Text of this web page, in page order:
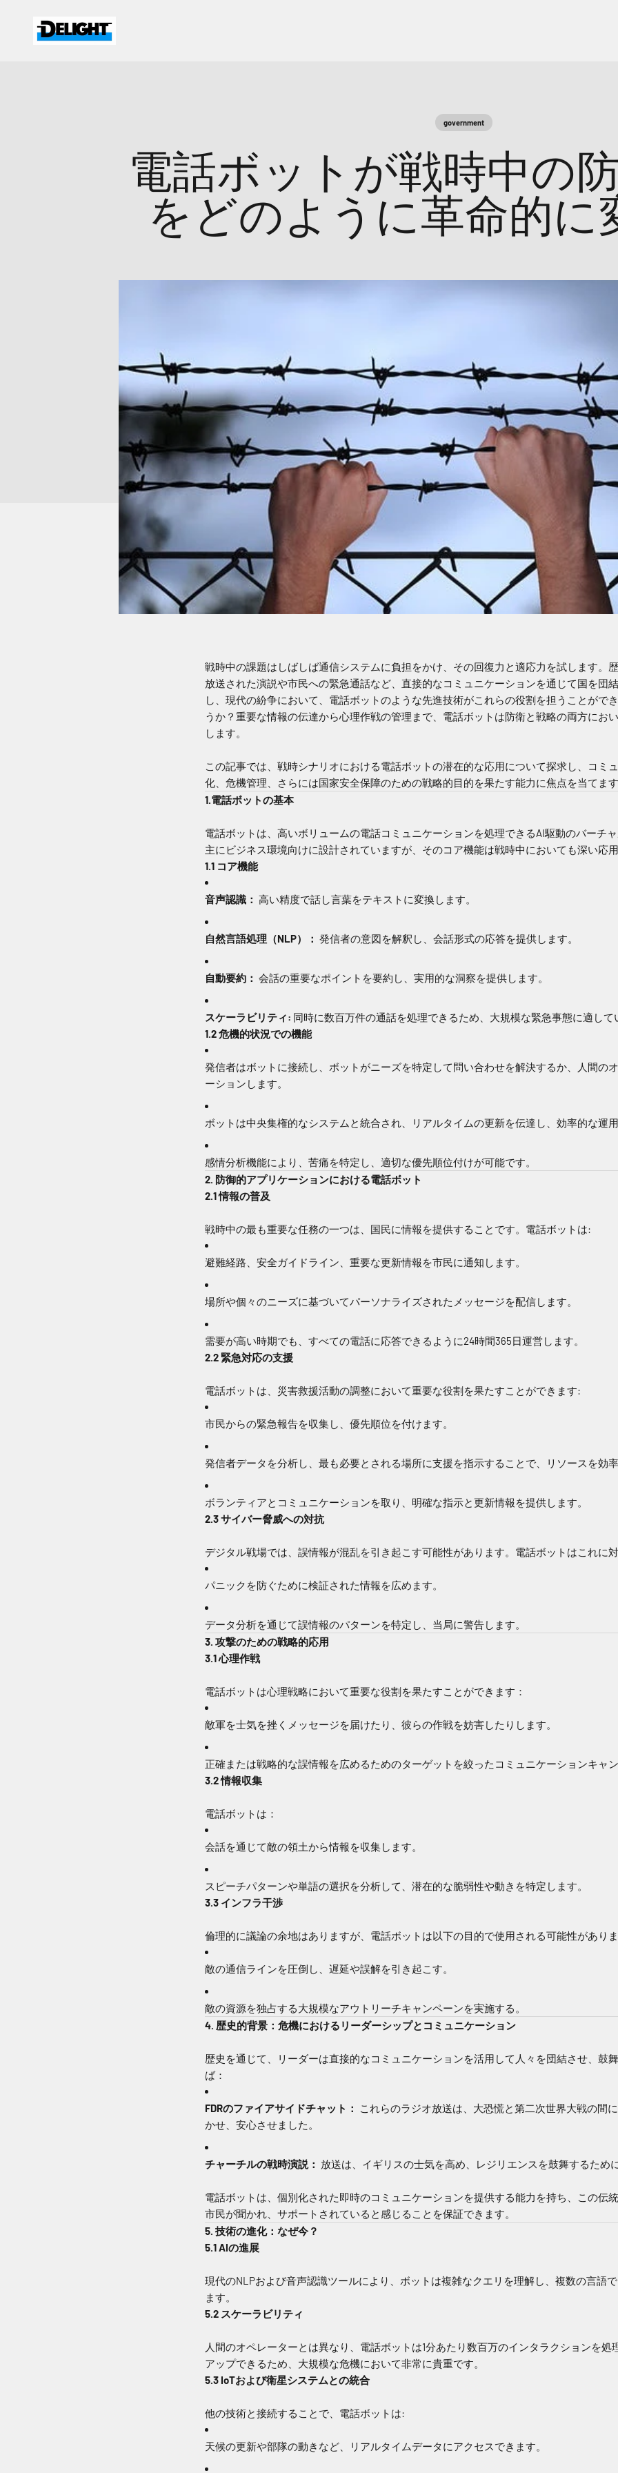
DELIGHT
government
電話ボットが戦時中の
をどのように革命的に
戦時中の課題はしばしば通信システムに負担をかけ、その回復力と適応力を試します。
放送された演説や市民への緊急通話など、直接的なコミュニケーションを通じて国を団
し、現代の紛争において、電話ボットのような先進技術がこれらの役割を担うことがで
うか？重要な情報の伝達から心理作戦の管理まで、電話ボットは防衛と戦略の両方にお
します。
この記事では、戦時シナリオにおける電話ボットの潜在的な応用について探求し、コミ
化、危機管理、さらには国家安全保障のための戦略的目的を果たす能力に焦点を当てます
1.電話ボットの基本
電話ボットは、高いボリュームの電話コミュニケーションを処理できるAI駆動のバーチャ
主にビジネス環境向けに設計されていますが、そのコア機能は戦時中においても深い応
1.1 コア機能
音声認識： 高い精度で話し言葉をテキストに変換します。
自然言語処理（NLP）： 発信者の意図を解釈し、会話形式の応答を提供します。
自動要約： 会話の重要なポイントを要約し、実用的な洞察を提供します。
スケーラビリティ: 同時に数百万件の通話を処理できるため、大規模な緊急事態に適して
1.2 危機的状況での機能
発信者はボットに接続し、ボットがニーズを特定して問い合わせを解決するか、人間の
ーションします。
ボットは中央集権的なシステムと統合され、リアルタイムの更新を伝達し、効率的な運用
感情分析機能により、苦痛を特定し、適切な優先順位付けが可能です。
2. 防御的アプリケーションにおける電話ボット
2.1 情報の普及
戦時中の最も重要な任務の一つは、国民に情報を提供することです。電話ボットは:
避難経路、安全ガイドライン、重要な更新情報を市民に通知します。
場所や個々のニーズに基づいてパーソナライズされたメッセージを配信します。
需要が高い時期でも、すべての電話に応答できるように24時間365日運営します。
2.2 緊急対応の支援
電話ボットは、災害救援活動の調整において重要な役割を果たすことができます:
市民からの緊急報告を収集し、優先順位を付けます。
発信者データを分析し、最も必要とされる場所に支援を指示することで、リソースを効率
ボランティアとコミュニケーションを取り、明確な指示と更新情報を提供します。
2.3 サイバー脅威への対抗
デジタル戦場では、誤情報が混乱を引き起こす可能性があります。電話ボットはこれに
パニックを防ぐために検証された情報を広めます。
データ分析を通じて誤情報のパターンを特定し、当局に警告します。
3. 攻撃のための戦略的応用
3.1 心理作戦
電話ボットは心理戦略において重要な役割を果たすことができます：
敵軍を士気を挫くメッセージを届けたり、彼らの作戦を妨害したりします。
正確または戦略的な誤情報を広めるためのターゲットを絞ったコミュニケーションキャ
3.2 情報収集
電話ボットは：
会話を通じて敵の領土から情報を収集します。
スピーチパターンや単語の選択を分析して、潜在的な脆弱性や動きを特定します。
3.3 インフラ干渉
倫理的に議論の余地はありますが、電話ボットは以下の目的で使用される可能性がありま
敵の通信ラインを圧倒し、遅延や誤解を引き起こす。
敵の資源を独占する大規模なアウトリーチキャンペーンを実施する。
4. 歴史的背景：危機におけるリーダーシップとコミュニケーション
歴史を通じて、リーダーは直接的なコミュニケーションを活用して人々を団結させ、鼓
ば：
FDRのファイアサイドチャット：
これらのラジオ放送は、大恐慌と第二次世界大戦の間
かせ、安心させました。
チャーチルの戦時演説： 放送は、イギリスの士気を高め、レジリエンスを鼓舞するため
電話ボットは、個別化された即時のコミュニケーションを提供する能力を持ち、この伝
市民が聞かれ、サポートされていると感じることを保証できます。
5. 技術の進化：なぜ今？
5.1 AIの進展
現代のNLPおよび音声認識ツールにより、ボットは複雑なクエリを理解し、複数の言語
ます。
5.2 スケーラビリティ
人間のオペレーターとは異なり、電話ボットは1分あたり数百万のインタラクションを処
アップできるため、大規模な危機において非常に貴重です。
5.3 IoTおよび衛星システムとの統合
他の技術と接続することで、電話ボットは:
天候の更新や部隊の動きなど、リアルタイムデータにアクセスできます。